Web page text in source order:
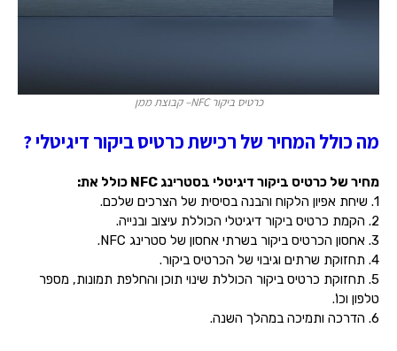
כרטיס ביקור NFC– קבוצת ממן
מה כולל המחיר של רכישת כרטיס ביקור דיגיטלי ?
מחיר של כרטיס ביקור דיגיטלי בסטרינג NFC כולל את:
1. שיחת אפיון הלקוח והבנה בסיסית של הצרכים שלכם.
2. הקמת כרטיס ביקור דיגיטלי הכוללת עיצוב ובנייה.
3. אחסון הכרטיס ביקור בשרתי אחסון של סטרינג NFC.
4. תחזוקת שרתים וגיבוי של הכרטיס ביקור.
5. תחזוקת כרטיס ביקור הכוללת שינוי תוכן והחלפת תמונות, מספר
טלפון וכו'.
6. הדרכה ותמיכה במהלך השנה.